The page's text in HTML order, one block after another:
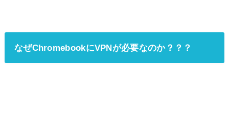
なぜChromebookにVPNが必要なのか？？？